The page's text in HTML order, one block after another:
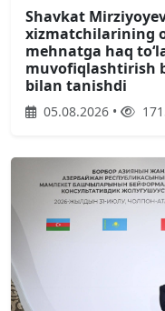
Shavkat
xizmatchilarining
mehnatga haq
muvofiqlashtirish
bilan tanishdi
05.08.2026 •